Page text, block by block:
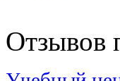
Отзывов